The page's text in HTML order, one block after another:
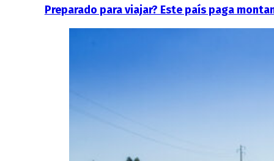
Preparado para viajar? Este país paga